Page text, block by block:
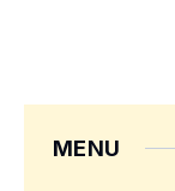
MENU